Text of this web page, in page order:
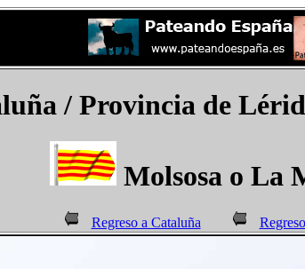
/ Provincia de
Molsosa o La
Regreso a Cataluña